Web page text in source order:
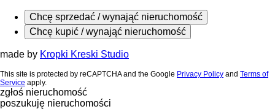
Chcę sprzedać / wynająć nieruchomość
Chcę kupić / wynająć nieruchomość
made by Kropki Kreski Studio
This site is protected by reCAPTCHA and the Google Privacy Policy and Terms of
Service apply.
zgłoś nieruchomość
poszukuję nieruchomości